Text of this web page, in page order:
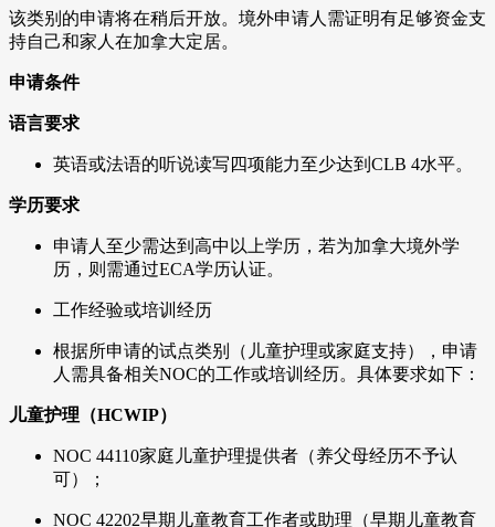
该类别的申请将在稍后开放。境外申请人需证明有足够资金支
持自己和家人在加拿大定居。
申请条件
语言要求
英语或法语的听说读写四项能力至少达到CLB 4水平。
学历要求
申请人至少需达到高中以上学历，若为加拿大境外学
历，则需通过ECA学历认证。
工作经验或培训经历
根据所申请的试点类别（儿童护理或家庭支持），申请
人需具备相关NOC的工作或培训经历。具体要求如下：
儿童护理（HCWIP）
NOC 44110家庭儿童护理提供者（养父母经历不予认
可）；
NOC 42202早期儿童教育工作者或助理（早期儿童教育